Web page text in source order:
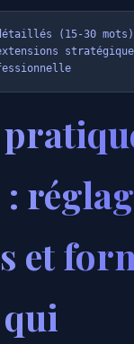
(15-30
et